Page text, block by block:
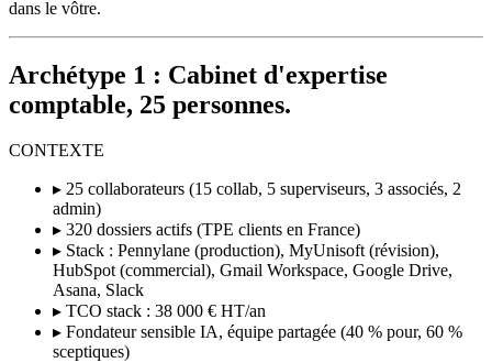
dans le vôtre.
Archétype 1 : Cabinet d'expertise
comptable, 25 personnes.
CONTEXTE
▸ 25 collaborateurs (15 collab, 5 superviseurs, 3 associés, 2
admin)
▸ 320 dossiers actifs (TPE clients en France)
▸ Stack : Pennylane (production), MyUnisoft (révision),
HubSpot (commercial), Gmail Workspace, Google Drive,
Asana, Slack
▸ TCO stack : 38 000 € HT/an
▸ Fondateur sensible IA, équipe partagée (40 % pour, 60 %
sceptiques)